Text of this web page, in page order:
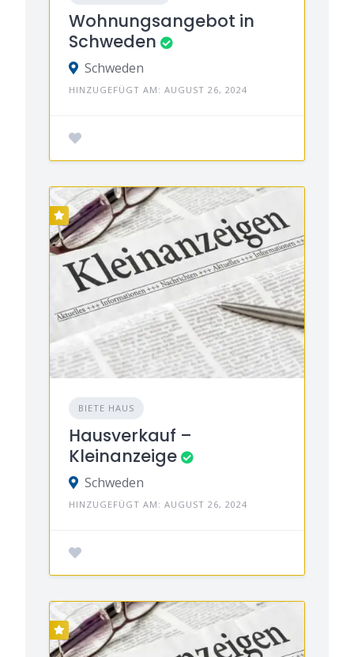
Wohnungsangebot in
Schweden
Schweden
HINZUGEFÜGT AM: AUGUST 26, 2024
BIETE HAUS
Hausverkauf –
Kleinanzeige
Schweden
HINZUGEFÜGT AM: AUGUST 26, 2024